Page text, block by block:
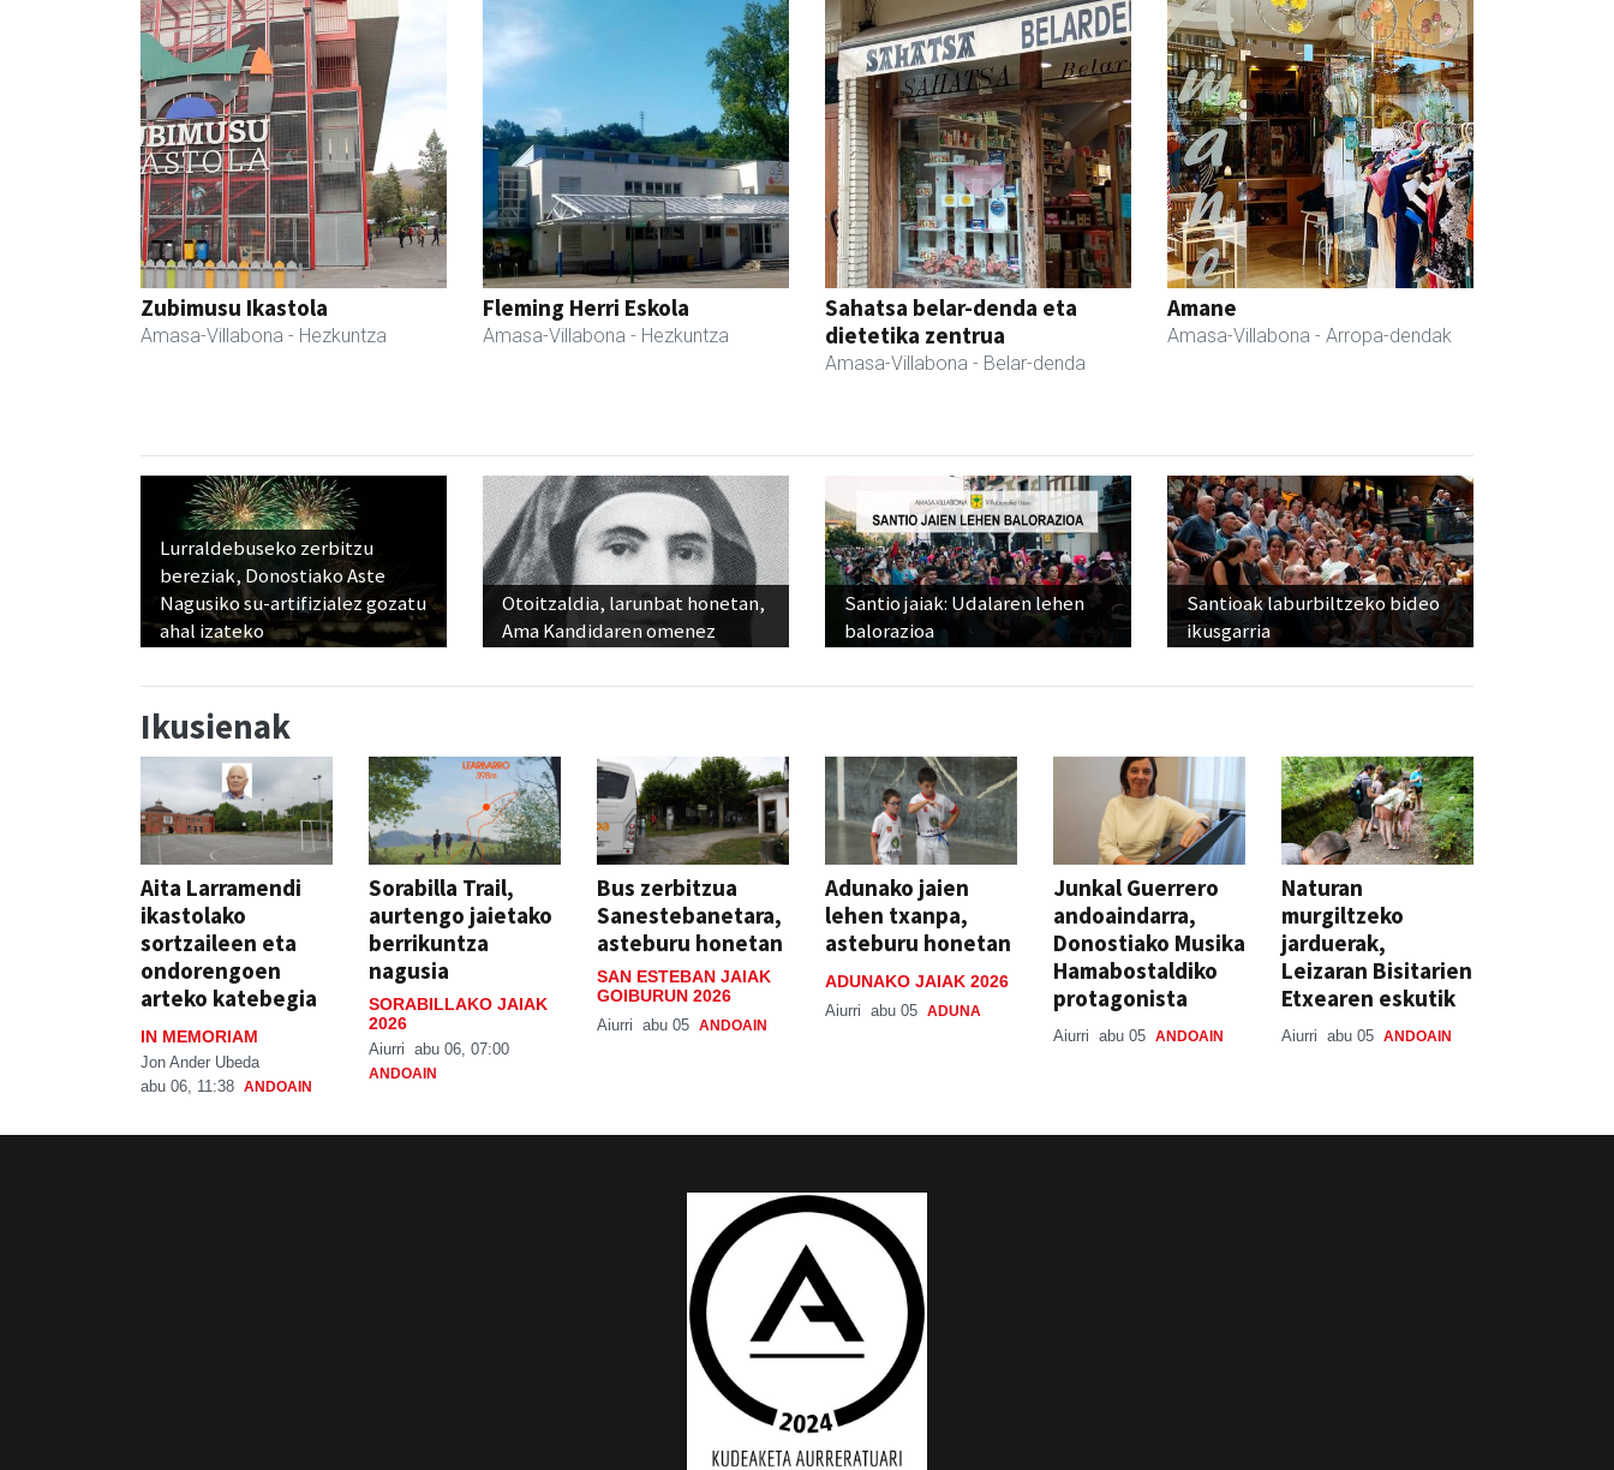
Zubimusu Ikastola
Amasa-Villabona - Hezkuntza
Fleming Herri Eskola
Amasa-Villabona - Hezkuntza
Sahatsa belar-denda eta
dietetika zentrua
Amasa-Villabona - Belar-denda
Amane
Amasa-Villabona - Arropa-dendak
Lurraldebuseko zerbitzu
bereziak, Donostiako Aste
Nagusiko su-artifizialez gozatu
ahal izateko
Otoitzaldia, larunbat honetan,
Ama Kandidaren omenez
Santio jaiak: Udalaren lehen
balorazioa
Santioak laburbiltzeko bideo
ikusgarria
Ikusienak
Aita Larramendi
ikastolako
sortzaileen eta
ondorengoen
arteko katebegia
IN MEMORIAM
Jon Ander Ubeda
abu 06, 11:38 ANDOAIN
Sorabilla Trail,
aurtengo jaietako
berrikuntza
nagusia
SORABILLAKO JAIAK
2026
Aiurri abu 06, 07:00
ANDOAIN
Bus zerbitzua
Sanestebanetara,
asteburu honetan
SAN ESTEBAN JAIAK
GOIBURUN 2026
Aiurri abu 05 ANDOAIN
Adunako jaien
lehen txanpa,
asteburu honetan
ADUNAKO JAIAK 2026
Aiurri abu 05 ADUNA
Junkal Guerrero
andoaindarra,
Donostiako Musika
Hamabostaldiko
protagonista
Aiurri abu 05 ANDOAIN
Naturan
murgiltzeko
jarduerak,
Leizaran Bisitarien
Etxearen eskutik
Aiurri abu 05 ANDOAIN